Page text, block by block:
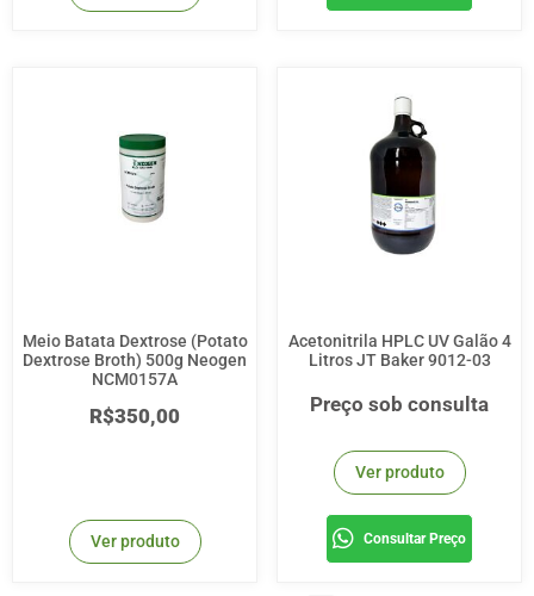
Meio Batata Dextrose (Potato
Dextrose Broth) 500g Neogen
NCM0157A
R$350,00
Ver produto
Acetonitrila HPLC UV Galão 4
Litros JT Baker 9012-03
Preço sob consulta
Ver produto
Consultar Preço